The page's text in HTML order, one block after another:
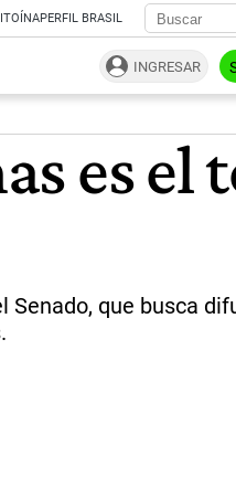
PERFIL BRASIL
INGRESAR
es el
que busca